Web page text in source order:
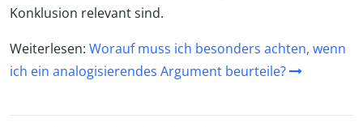
Konklusion relevant sind.
Weiterlesen: Worauf muss ich besonders achten, wenn
ich ein analogisierendes Argument beurteile?